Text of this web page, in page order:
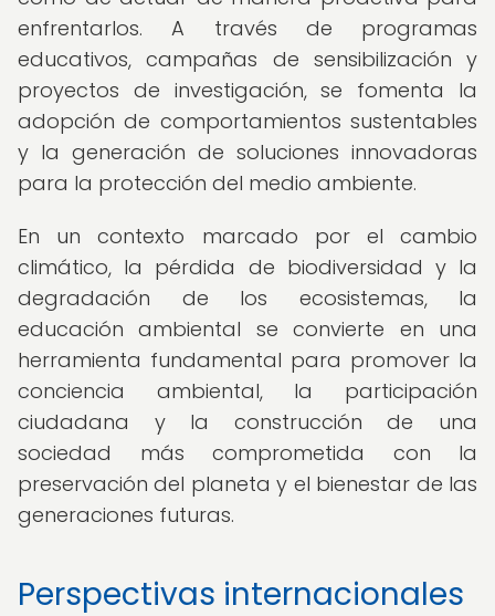
enfrentarlos. A través de programas
educativos, campañas de sensibilización y
proyectos de investigación, se fomenta la
adopción de comportamientos sustentables
y la generación de soluciones innovadoras
para la protección del medio ambiente.
En un contexto marcado por el cambio
climático, la pérdida de biodiversidad y la
degradación de los ecosistemas, la
educación ambiental se convierte en una
herramienta fundamental para promover la
conciencia ambiental, la participación
ciudadana y la construcción de una
sociedad más comprometida con la
preservación del planeta y el bienestar de las
generaciones futuras.
Perspectivas internacionales